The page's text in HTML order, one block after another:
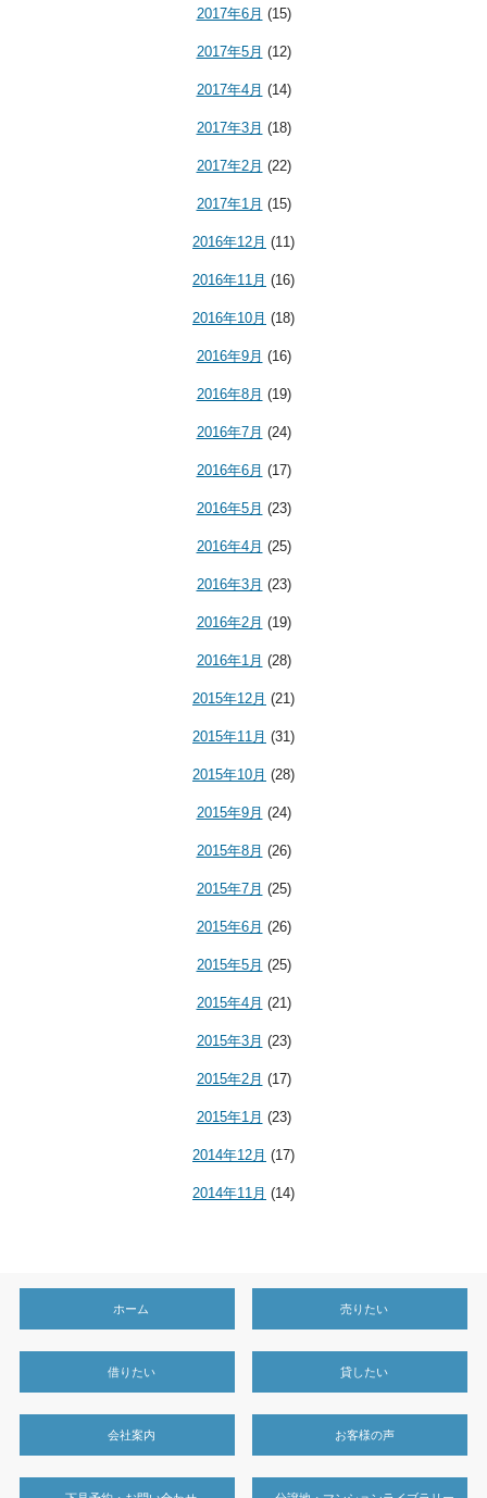
2017年6月 (15)
2017年5月 (12)
2017年4月 (14)
2017年3月 (18)
2017年2月 (22)
2017年1月 (15)
2016年12月 (11)
2016年11月 (16)
2016年10月 (18)
2016年9月 (16)
2016年8月 (19)
2016年7月 (24)
2016年6月 (17)
2016年5月 (23)
2016年4月 (25)
2016年3月 (23)
2016年2月 (19)
2016年1月 (28)
2015年12月 (21)
2015年11月 (31)
2015年10月 (28)
2015年9月 (24)
2015年8月 (26)
2015年7月 (25)
2015年6月 (26)
2015年5月 (25)
2015年4月 (21)
2015年3月 (23)
2015年2月 (17)
2015年1月 (23)
2014年12月 (17)
2014年11月 (14)
ホーム 売りたい
借りたい 貸したい
会社案内 お客様の声